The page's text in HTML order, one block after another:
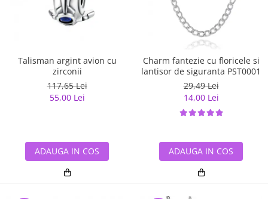
Talisman argint avion cu
zirconii
117,65 Lei
55,00 Lei
ADAUGA IN COS
Charm fantezie cu floricele si
lantisor de siguranta PST0001
29,49 Lei
14,00 Lei
ADAUGA IN COS